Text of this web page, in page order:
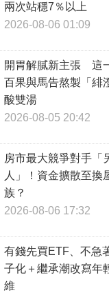
兩次站穩7％以上
2026-08-06 01:09
開胃解膩新主張 這
百果與馬告熬製「緋
酸雙湯
2026-08-05 20:42
房市最大競爭對手「
人」！資金擴散至換
族？
2026-08-06 17:32
有錢先買ETF、不
子化＋繼承潮改寫年
維